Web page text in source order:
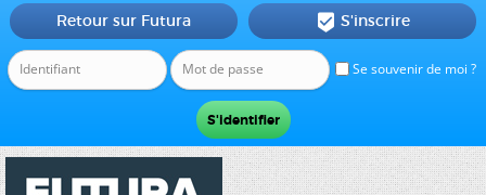
Se souvenir de moi ?
Retour sur Futura  S'inscrire